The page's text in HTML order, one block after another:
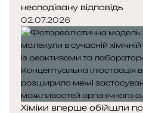
несподівану відповідь
02.07.2026
Хіміки вперше обійшли